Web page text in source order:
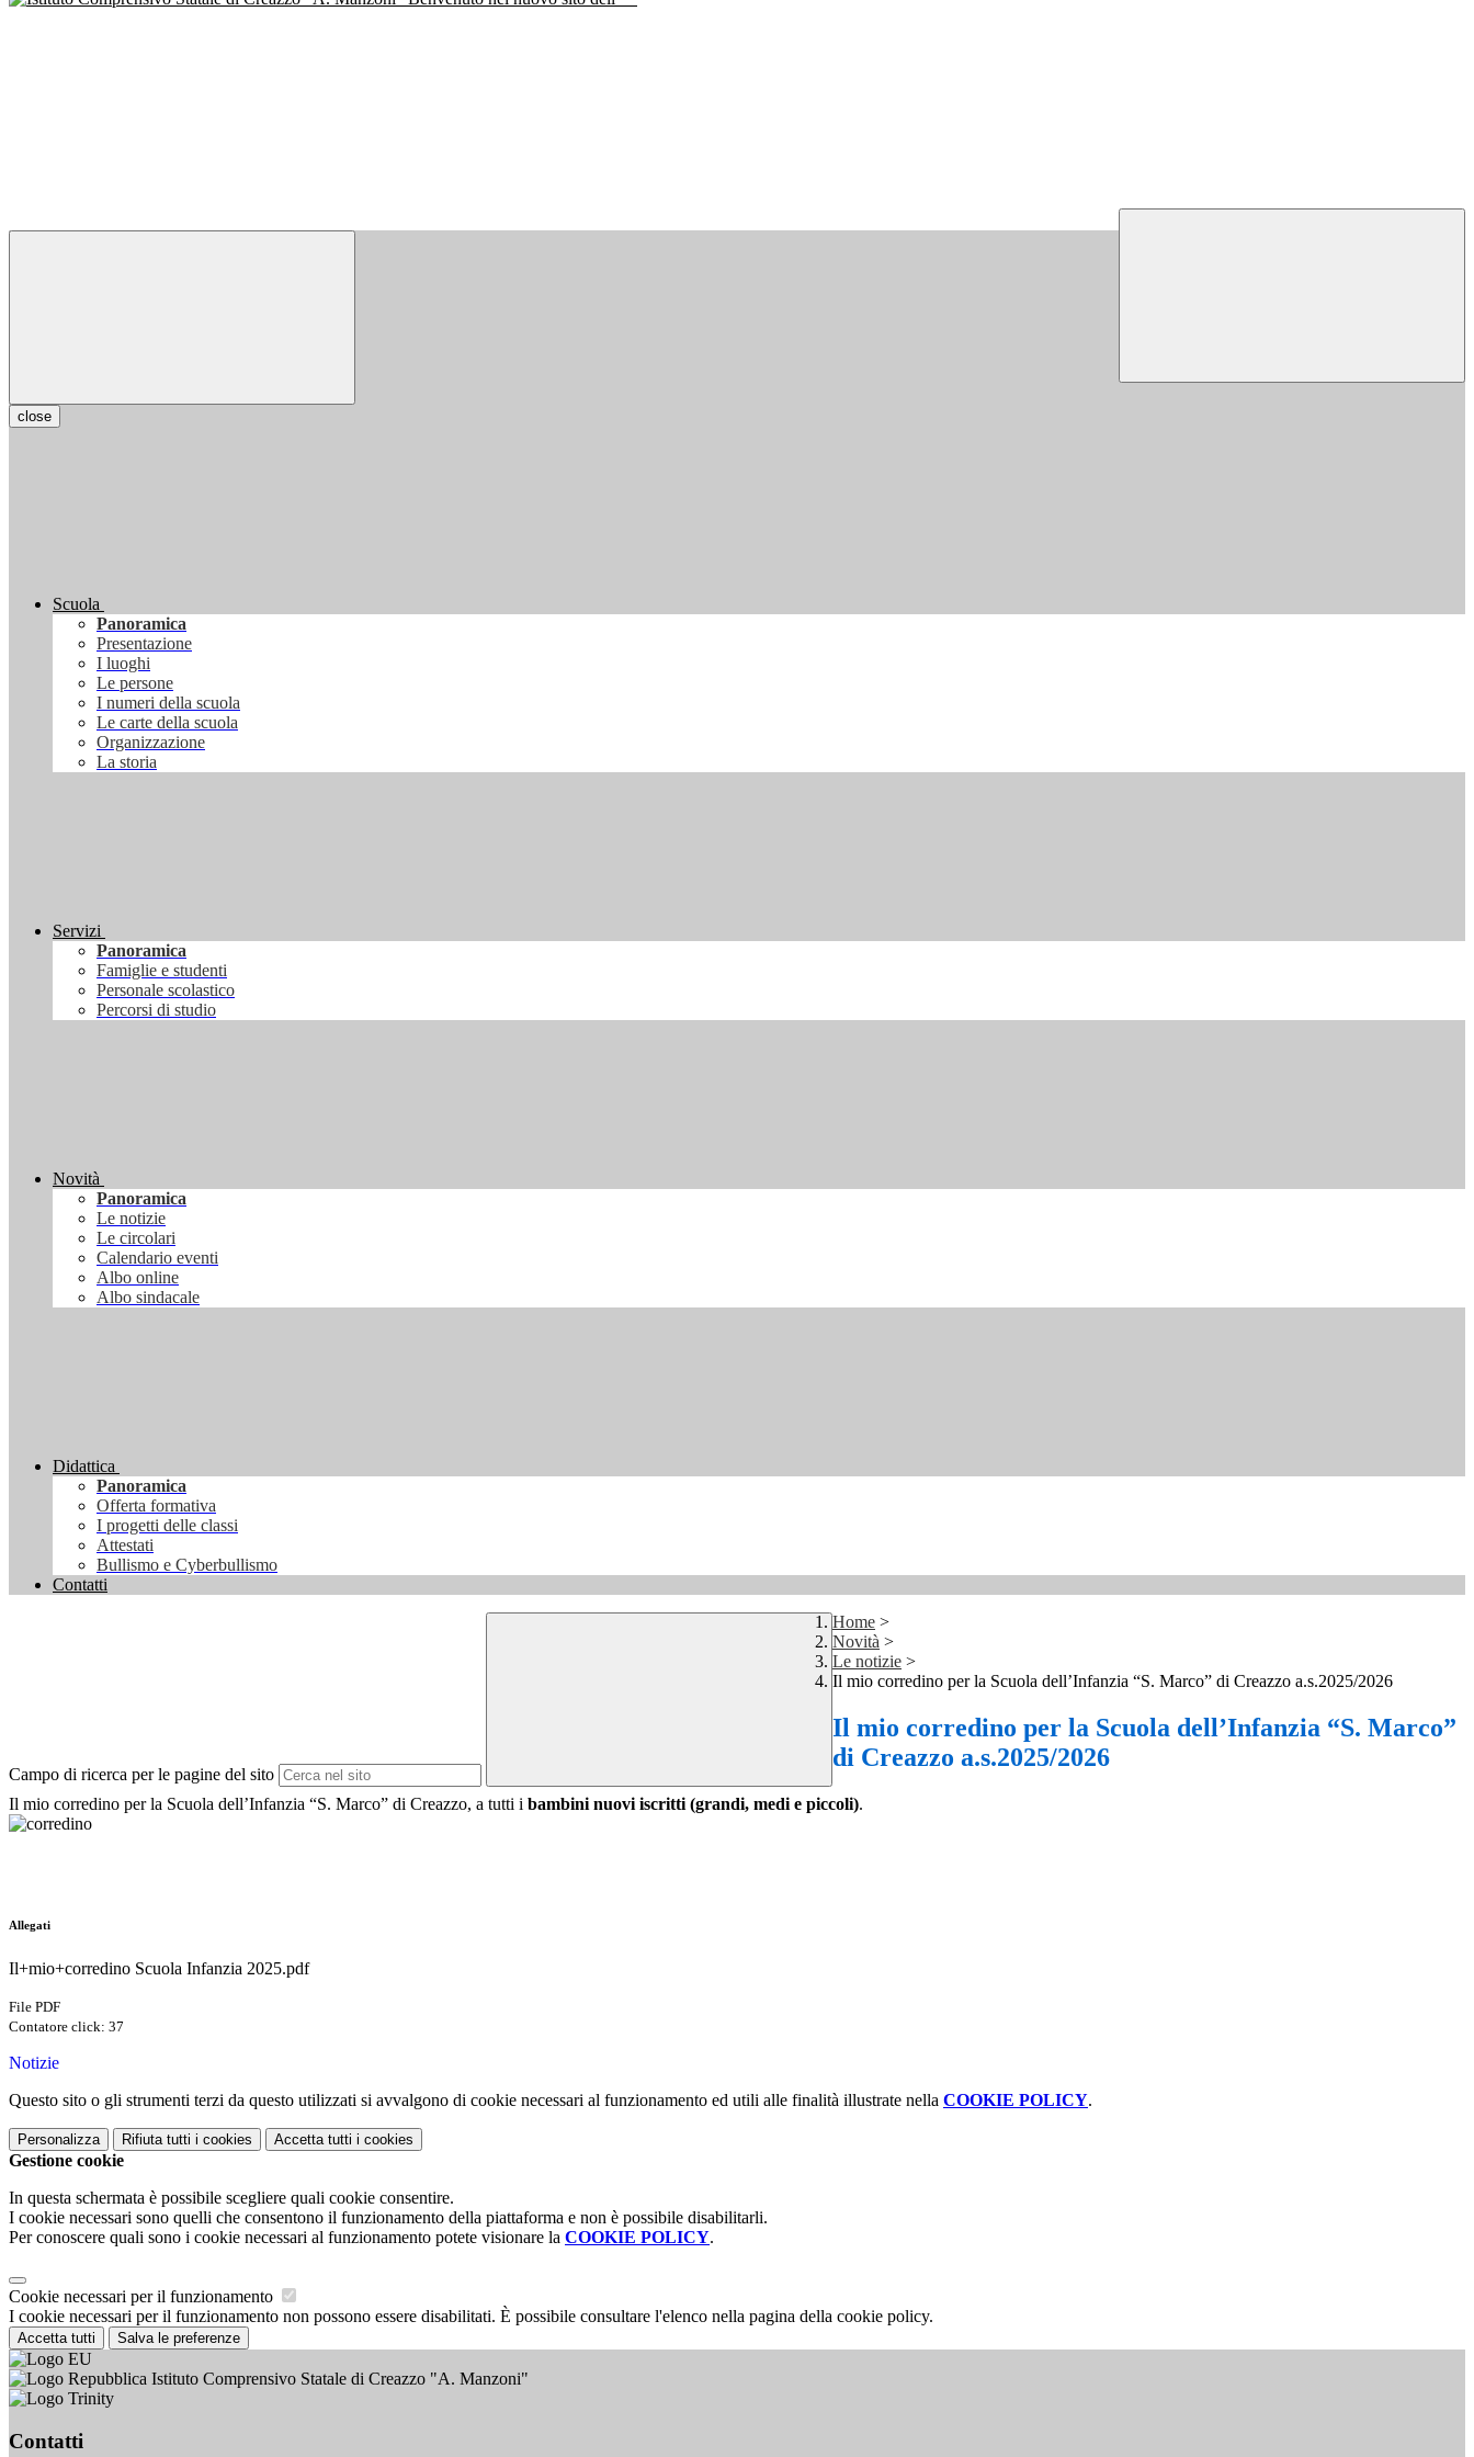
close
Scuola
Panoramica
Presentazione
I luoghi
Le persone
I numeri della scuola
Le carte della scuola
Organizzazione
La storia
Servizi
Panoramica
Famiglie e studenti
Personale scolastico
Percorsi di studio
Novità
Panoramica
Le notizie
Le circolari
Calendario eventi
Albo online
Albo sindacale
Didattica
Panoramica
Offerta formativa
I progetti delle classi
Attestati
Bullismo e Cyberbullismo
Contatti
Campo di ricerca per le pagine del sito
Home >
Novità >
Le notizie >
Il mio corredino per la Scuola dell’Infanzia “S. Marco” di Creazzo a.s.2025/2026
Il mio corredino per la Scuola dell’Infanzia “S. Marco”
di Creazzo a.s.2025/2026
Il mio corredino per la Scuola dell’Infanzia “S. Marco” di Creazzo, a tutti i bambini nuovi iscritti (grandi, medi e piccoli).
Allegati
Il+mio+corredino Scuola Infanzia 2025.pdf
File PDF
Contatore click: 37
Notizie
Questo sito o gli strumenti terzi da questo utilizzati si avvalgono di cookie necessari al funzionamento ed utili alle finalità illustrate nella COOKIE POLICY.
Personalizza Rifiuta tutti i cookies Accetta tutti i cookies
Gestione cookie
In questa schermata è possibile scegliere quali cookie consentire.
I cookie necessari sono quelli che consentono il funzionamento della piattaforma e non è possibile disabilitarli.
Per conoscere quali sono i cookie necessari al funzionamento potete visionare la COOKIE POLICY.
Cookie necessari per il funzionamento
I cookie necessari per il funzionamento non possono essere disabilitati. È possibile consultare l'elenco nella pagina della cookie policy.
Accetta tutti Salva le preferenze
Istituto Comprensivo Statale di Creazzo "A. Manzoni"
Contatti